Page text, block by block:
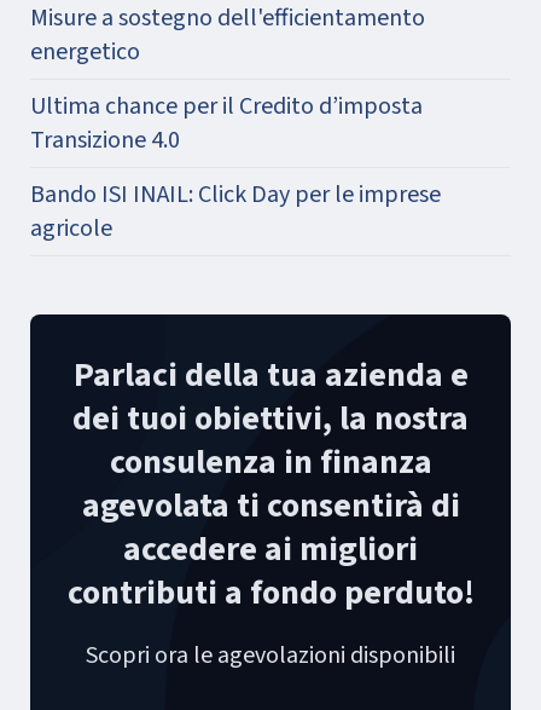
Misure a sostegno dell'efficientamento
energetico
Ultima chance per il Credito d’imposta
Transizione 4.0
Bando ISI INAIL: Click Day per le imprese
agricole
Parlaci della tua azienda e
dei tuoi obiettivi, la nostra
consulenza in finanza
agevolata ti consentirà di
accedere ai migliori
contributi a fondo perduto!
Scopri ora le agevolazioni disponibili